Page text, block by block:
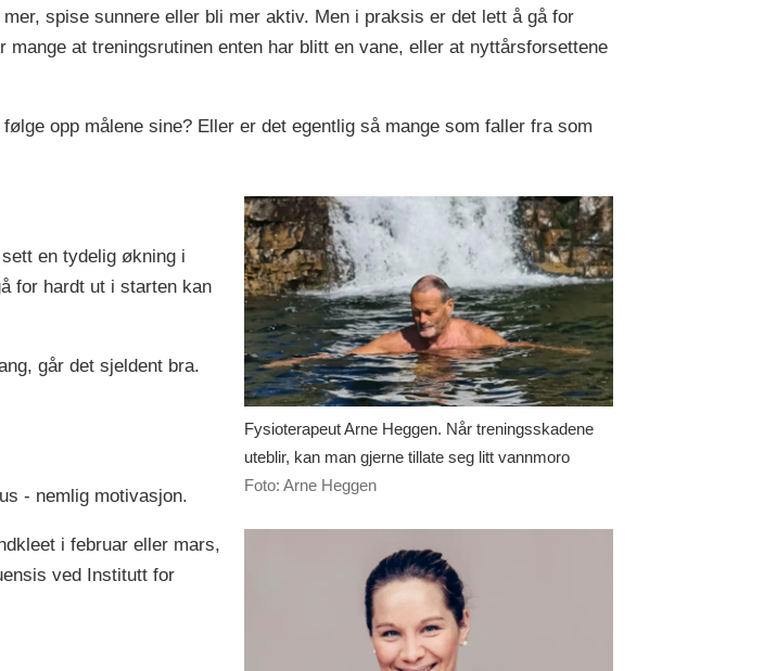
spise sunnere eller bli mer aktiv. Men i praksis er det lett å gå for
at treningsrutinen enten har blitt en vane, eller at nyttårsforsettene
opp målene sine? Eller er det egentlig så mange som faller fra som
Fysioterapeut Arne Heggen. Når treningsskadene
uteblir, kan man gjerne tillate seg litt vannmoro
Foto: Arne Heggen
en tydelig økning i
for hardt ut i starten kan
går det sjeldent bra.
- nemlig motivasjon.
i februar eller mars,
ved Institutt for